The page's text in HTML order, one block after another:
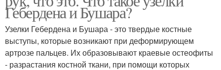
Гебердена и Бушара?
Узелки Гебердена и Бушара - это твердые костные
выступы, которые возникают при деформирующем
артрозе пальцев. Их образовывают краевые остеофиты
- разрастания костной ткани, при помощи которых